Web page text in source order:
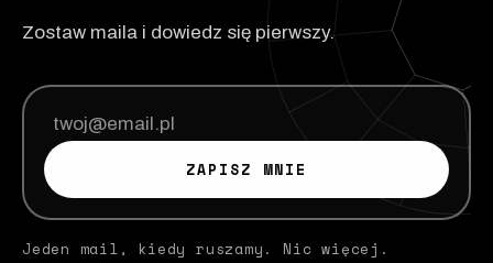
Zostaw maila i dowiedz się pierwszy.
Adres
e-
mail
ZAPISZ MNIE
Jeden mail, kiedy ruszamy. Nic więcej.